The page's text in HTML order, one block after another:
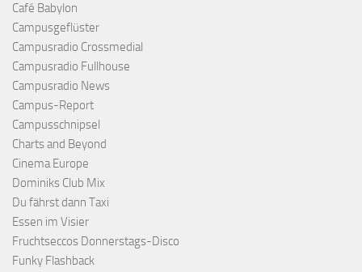
Café Babylon
Campusgeflüster
Campusradio Crossmedial
Campusradio Fullhouse
Campusradio News
Campus-Report
Campusschnipsel
Charts and Beyond
Cinema Europe
Dominiks Club Mix
Du fährst dann Taxi
Essen im Visier
Fruchtseccos Donnerstags-Disco
Funky Flashback